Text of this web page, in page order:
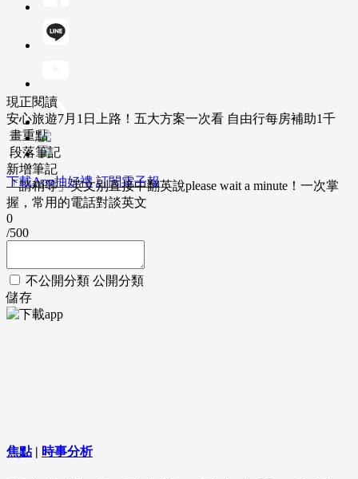
下載App抽好禮 訂閱電子報
現正閱讀
安心旅遊7月1日上路！五大方案一次看 自由行每房補助1千
畫重點
段落筆記
新增筆記
「請稍等」英文別直接中翻英說please wait a minute！一次掌
握，常用的電話對談英文
0
/500
不公開分類 公開分類
儲存
焦點| 時事分析